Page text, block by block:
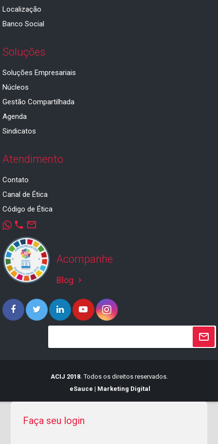
Localização
Banco Social
Soluções
Soluções Empresariais
Núcleos
Gestão Compartilhada
Agenda
Sindicatos
Atendimento
Contato
Canal de Ética
Código de Ética
phone mail_outline
Acompanhe
Blog keyboard_arrow_right
ACIJ 2018. Todos os direitos reservados.
eSauce | Marketing Digital
Faça seu login